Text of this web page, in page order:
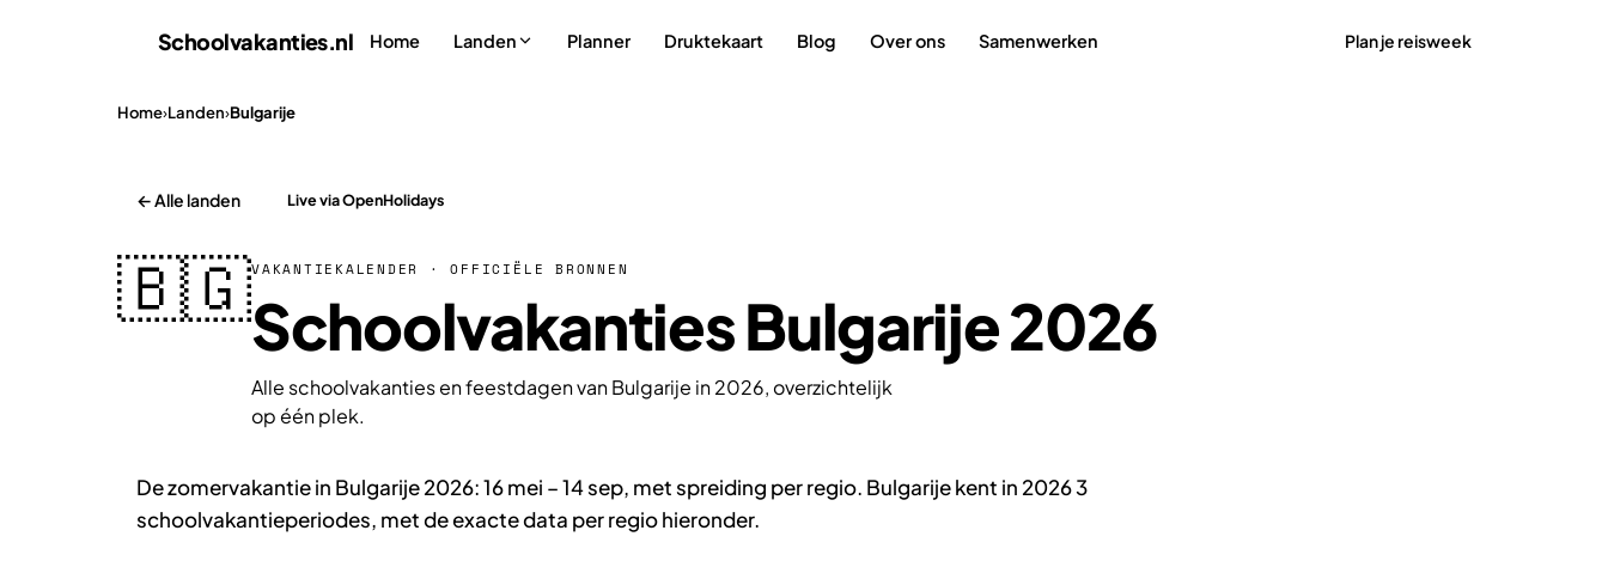
Schoolvakanties.nl Home Landen Planner Druktekaart Blog Over ons Samenwerken Plan je reisweek
Home›Landen›Bulgarije
← Alle landen Live via OpenHolidays
🇧🇬VAKANTIEKALENDER · OFFICIËLE BRONNEN
Schoolvakanties Bulgarije 2026
Alle schoolvakanties en feestdagen van Bulgarije in 2026, overzichtelijk
op één plek.
De zomervakantie in Bulgarije 2026: 16 mei – 14 sep, met spreiding per regio. Bulgarije kent in 2026 3
schoolvakantieperiodes, met de exacte data per regio hieronder.